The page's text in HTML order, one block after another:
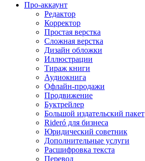
Про-аккаунт
Редактор
Корректор
Простая верстка
Сложная верстка
Дизайн обложки
Иллюстрации
Тираж книги
Аудиокнига
Офлайн-продажи
Продвижение
Буктрейлер
Большой издательский пакет
Rideró для бизнеса
Юридический советник
Дополнительные услуги
Расшифровка текста
Перевод